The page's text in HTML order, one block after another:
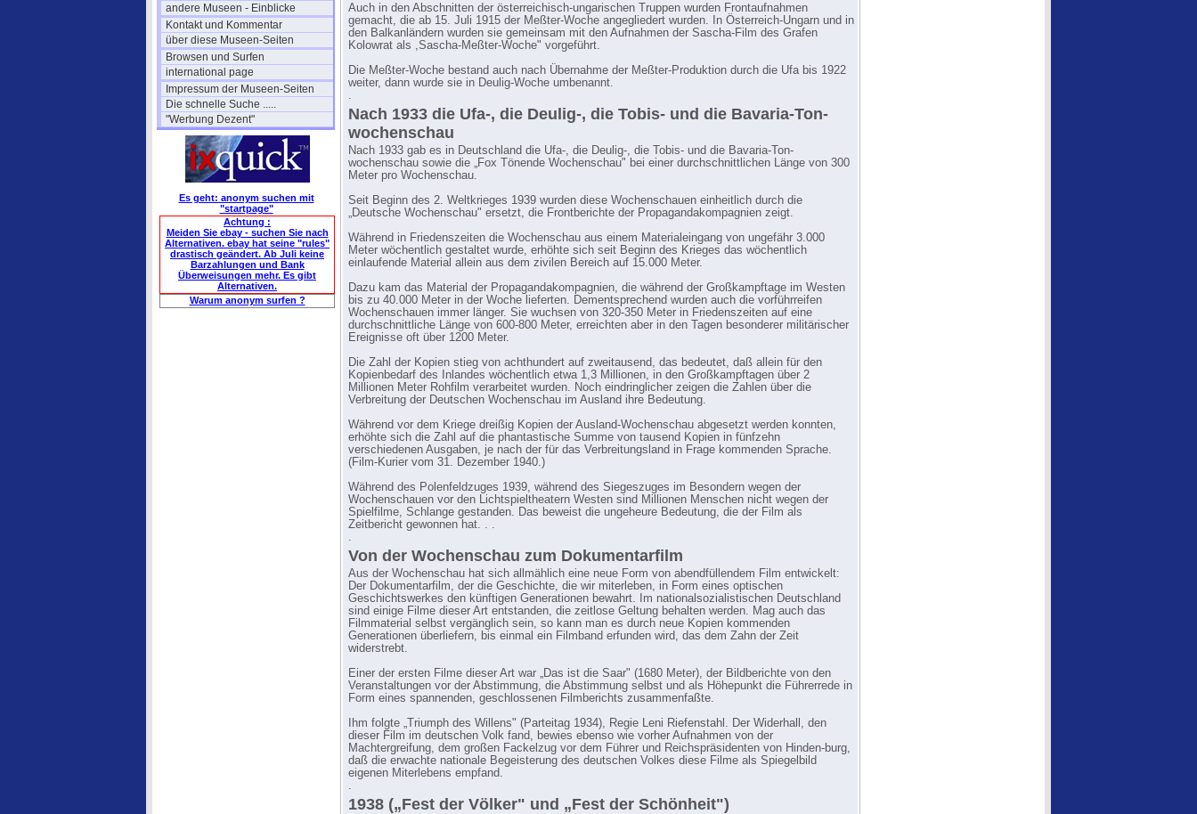
andere Museen - Einblicke
Kontakt und Kommentar
über diese Museen-Seiten
Browsen und Surfen
international page
Impressum der Museen-Seiten
Die schnelle Suche .....
"Werbung Dezent"
Es geht: anonym suchen mit
"startpage"
Achtung :
Meiden Sie ebay - suchen Sie nach
Alternativen. ebay hat seine "rules"
drastisch geändert. Ab Juli keine
Barzahlungen und Bank
Überweisungen mehr. Es gibt
Alternativen.
Warum anonym surfen ?
Auch in den Abschnitten der österreichisch-ungarischen Truppen wurden Frontaufnahmen
gemacht, die ab 15. Juli 1915 der Meßter-Woche angegliedert wurden. In Österreich-Ungarn und in
den Balkanländern wurden sie gemeinsam mit den Aufnahmen der Sascha-Film des Grafen
Kolowrat als ,Sascha-Meßter-Woche" vorgeführt.
Die Meßter-Woche bestand auch nach Übernahme der Meßter-Produktion durch die Ufa bis 1922
weiter, dann wurde sie in Deulig-Woche umbenannt.
.
Nach 1933 die Ufa-, die Deulig-, die Tobis- und die Bavaria-Ton-
wochenschau
Nach 1933 gab es in Deutschland die Ufa-, die Deulig-, die Tobis- und die Bavaria-Ton-
wochenschau sowie die „Fox Tönende Wochenschau" bei einer durchschnittlichen Länge von 300
Meter pro Wochenschau.
Seit Beginn des 2. Weltkrieges 1939 wurden diese Wochenschauen einheitlich durch die
„Deutsche Wochenschau" ersetzt, die Frontberichte der Propagandakompagnien zeigt.
Während in Friedenszeiten die Wochenschau aus einem Materialeingang von ungefähr 3.000
Meter wöchentlich gestaltet wurde, erhöhte sich seit Beginn des Krieges das wöchentlich
einlaufende Material allein aus dem zivilen Bereich auf 15.000 Meter.
Dazu kam das Material der Propagandakompagnien, die während der Großkampftage im Westen
bis zu 40.000 Meter in der Woche lieferten. Dementsprechend wurden auch die vorführreifen
Wochenschauen immer länger. Sie wuchsen von 320-350 Meter in Friedenszeiten auf eine
durchschnittliche Länge von 600-800 Meter, erreichten aber in den Tagen besonderer militärischer
Ereignisse oft über 1200 Meter.
Die Zahl der Kopien stieg von achthundert auf zweitausend, das bedeutet, daß allein für den
Kopienbedarf des Inlandes wöchentlich etwa 1,3 Millionen, in den Großkampftagen über 2
Millionen Meter Rohfilm verarbeitet wurden. Noch eindringlicher zeigen die Zahlen über die
Verbreitung der Deutschen Wochenschau im Ausland ihre Bedeutung.
Während vor dem Kriege dreißig Kopien der Ausland-Wochenschau abgesetzt werden konnten,
erhöhte sich die Zahl auf die phantastische Summe von tausend Kopien in fünfzehn
verschiedenen Ausgaben, je nach der für das Verbreitungsland in Frage kommenden Sprache.
(Film-Kurier vom 31. Dezember 1940.)
Während des Polenfeldzuges 1939, während des Siegeszuges im Besondern wegen der
Wochenschauen vor den Lichtspieltheatern Westen sind Millionen Menschen nicht wegen der
Spielfilme, Schlange gestanden. Das beweist die ungeheure Bedeutung, die der Film als
Zeitbericht gewonnen hat. . .
.
Von der Wochenschau zum Dokumentarfilm
Aus der Wochenschau hat sich allmählich eine neue Form von abendfüllendem Film entwickelt:
Der Dokumentarfilm, der die Geschichte, die wir miterleben, in Form eines optischen
Geschichtswerkes den künftigen Generationen bewahrt. Im nationalsozialistischen Deutschland
sind einige Filme dieser Art entstanden, die zeitlose Geltung behalten werden. Mag auch das
Filmmaterial selbst vergänglich sein, so kann man es durch neue Kopien kommenden
Generationen überliefern, bis einmal ein Filmband erfunden wird, das dem Zahn der Zeit
widerstrebt.
Einer der ersten Filme dieser Art war „Das ist die Saar" (1680 Meter), der Bildberichte von den
Veranstaltungen vor der Abstimmung, die Abstimmung selbst und als Höhepunkt die Führerrede in
Form eines spannenden, geschlossenen Filmberichts zusammenfaßte.
Ihm folgte „Triumph des Willens" (Parteitag 1934), Regie Leni Riefenstahl. Der Widerhall, den
dieser Film im deutschen Volk fand, bewies ebenso wie vorher Aufnahmen von der
Machtergreifung, dem großen Fackelzug vor dem Führer und Reichspräsidenten von Hinden-burg,
daß die erwachte nationale Begeisterung des deutschen Volkes diese Filme als Spiegelbild
eigenen Miterlebens empfand.
.
1938 („Fest der Völker" und „Fest der Schönheit")